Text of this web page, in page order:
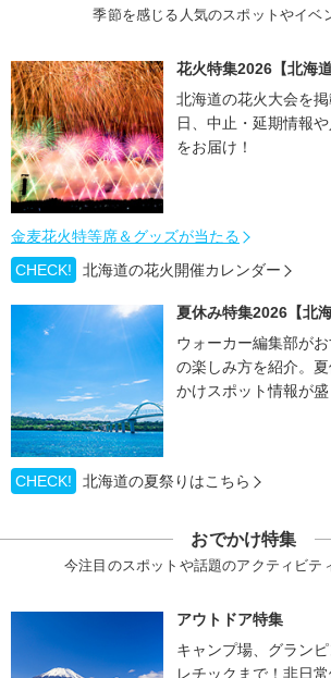
季節を感じる人気のスポットやイベ
花火特集2026【北海道
北海道の花火大会を
日、中止・延期情報
をお届け！
金麦花火特等席＆グッズが当たる
CHECK!
北海道の花火開催カレンダー
夏休み特集2026【北海
ウォーカー編集部が
の楽しみ方を紹介。
かけスポット情報が盛
CHECK! 北海道の夏祭りはこちら
おでかけ特集
今注目のスポットや話題のアクティビテ
アウトドア特集
キャンプ場、グラン
レチックまで！非日